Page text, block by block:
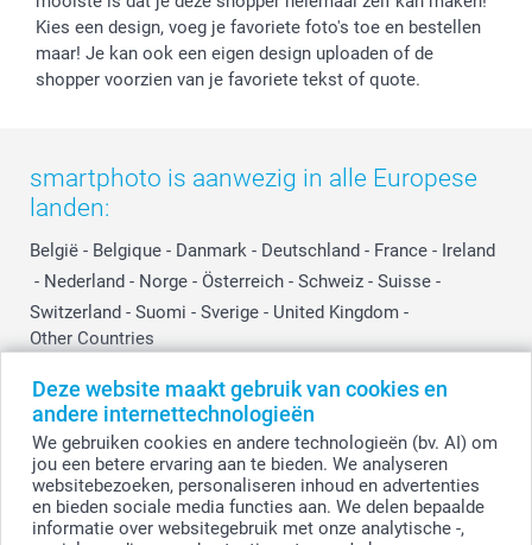
Deze website maakt gebruik van cookies en
andere internettechnologieën
We gebruiken cookies en andere technologieën (bv. AI) om
jou een betere ervaring aan te bieden. We analyseren
websitebezoeken, personaliseren inhoud en advertenties
en bieden sociale media functies aan. We delen bepaalde
informatie over websitegebruik met onze analytische -,
Influencer partnerprogramma
Kies een design, voeg je favoriete foto's toe en bestellen
maar! Je kan ook een eigen design uploaden of de
shopper voorzien van je favoriete tekst of quote.
smartphoto is aanwezig in alle Europese
landen:
België - Belgique - Danmark - Deutschland - France - Ireland
- Nederland - Norge - Österreich - Schweiz - Suisse -
Switzerland - Suomi - Sverige - United Kingdom -
Other Countries
© smartphoto group. Alle rechten voorbehouden.Disclaimer
Alle prijzen zijn in EURO (€) inclusief BTW en exclusief verzendkosten.